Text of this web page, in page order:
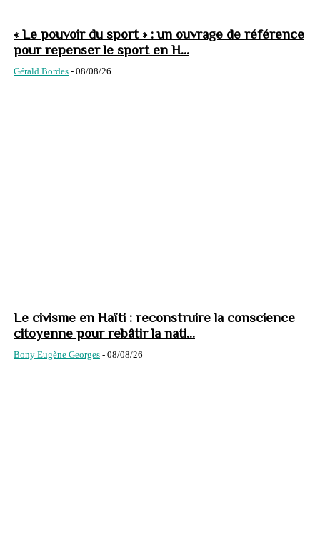
« Le pouvoir du sport » : un ouvrage de référence
pour repenser le sport en H...
Gérald Bordes - 08/08/26
Le civisme en Haïti : reconstruire la conscience
citoyenne pour rebâtir la nati...
Bony Eugène Georges - 08/08/26